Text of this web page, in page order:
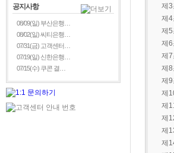
공지사항
08/09(일) 부산은행…
08/02(일) 씨티은행…
07/31(금) 고객센터…
07/19(일) 신한은행…
07/15(수) 쿠콘 결…
제3
제4
제5
제6
제7
제8
제9
제
제
제
제
제